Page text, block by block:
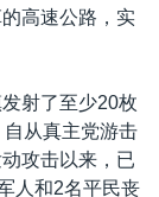
高速公路，实
射了至少20枚
从真主党游击
攻击以来，已
人和2名平民丧